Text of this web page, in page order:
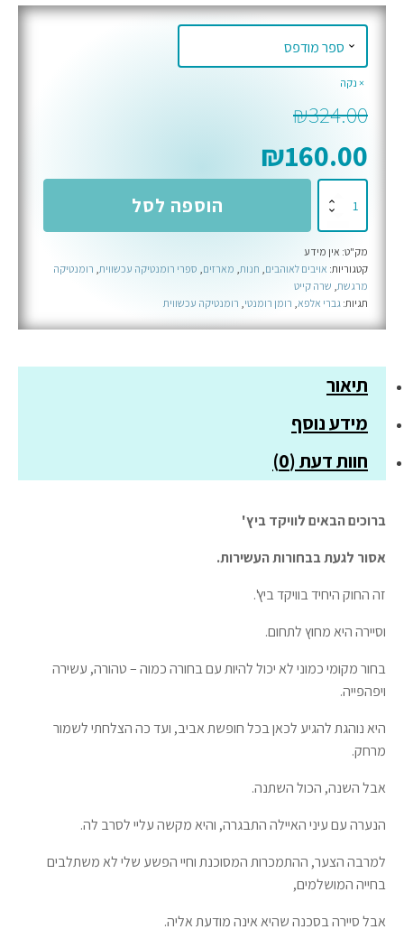
נקה
₪324.00
₪160.00
וויקד
הארטס
הוספה לסל
מק"ט: אין מידע
קטגוריות: אויבים לאוהבים, חנות, מארזים, ספרי רומנטיקה עכשווית, רומנטיקה
מרגשת, שרה קייט
תגיות: גברי אלפא, רומן רומנטי, רומנטיקה עכשווית
תיאור
מידע נוסף
חוות דעת (0)
ברוכים הבאים לוויקד ביץ'
אסור לגעת בבחורות העשירות.
זה החוק היחיד בוויקד ביץ'.
וסיירה היא מחוץ לתחום.
בחור מקומי כמוני לא יכול להיות עם בחורה כמוה – טהורה, עשירה
ויפהפייה.
היא נוהגת להגיע לכאן בכל חופשת אביב, ועד כה הצלחתי לשמור
מרחק.
אבל השנה, הכול השתנה.
הנערה עם עיני האיילה התבגרה, והיא מקשה עליי לסרב לה.
למרבה הצער, ההתמכרות המסוכנת וחיי הפשע שלי לא משתלבים
בחייה המושלמים,
אבל סיירה בסכנה שהיא אינה מודעת אליה.